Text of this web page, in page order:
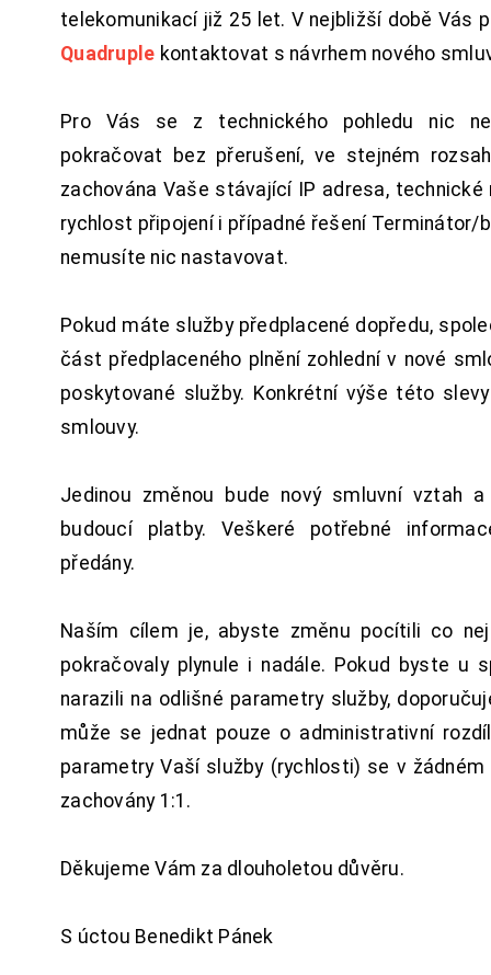
telekomunikací již 25 let. V nejbližší době Vás
Quadruple kontaktovat s návrhem nového
Pro Vás se z technického pohledu nic
pokračovat bez přerušení, ve stejném
zachována Vaše stávající IP adresa, technické
rychlost připojení i případné řešení Terminátor/
nemusíte nic nastavovat.
Pokud máte služby předplacené dopředu,
část předplaceného plnění zohlední v nové
poskytované služby. Konkrétní výše této
smlouvy.
Jedinou změnou bude nový smluvní vztah
budoucí platby. Veškeré potřebné
předány.
Naším cílem je, abyste změnu pocítili co
pokračovaly plynule i nadále. Pokud byste u
narazili na odlišné parametry služby,
může se jednat pouze o administrativní
parametry Vaší služby (rychlosti) se v
zachovány 1:1.
Děkujeme Vám za dlouholetou důvěru.
S úctou Benedikt Pánek